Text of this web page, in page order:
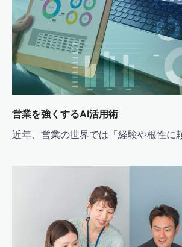
営業を強くするAI活用術
近年、営業の世界では「経験や根性に